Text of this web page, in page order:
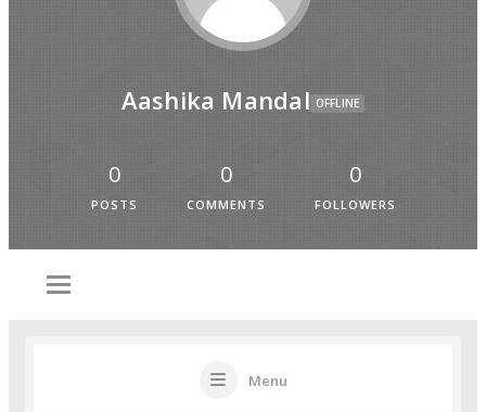
Aashika Mandal OFFLINE
0
POSTS
0
COMMENTS
0
FOLLOWERS
Menu